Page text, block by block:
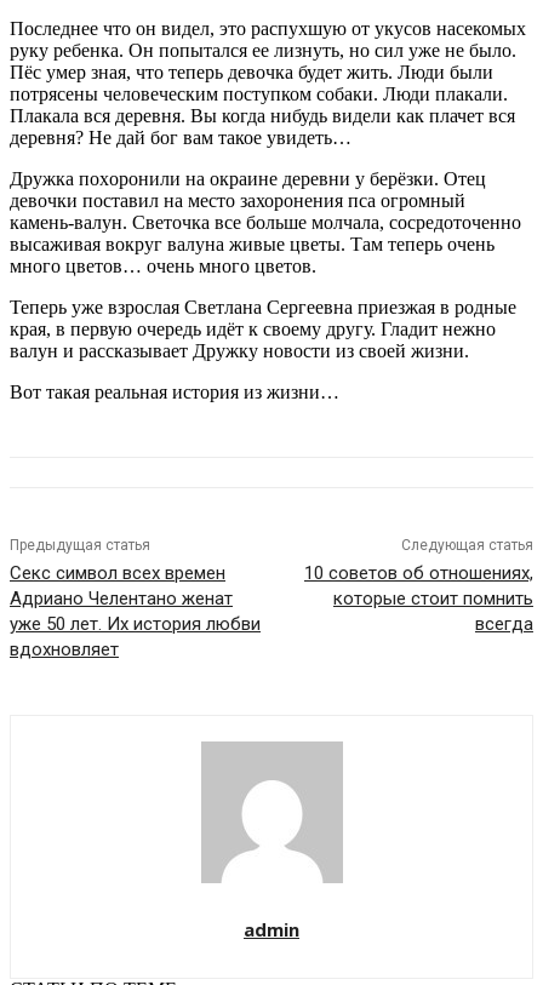
Последнее что он видел, это распухшую от укусов насекомых
руку ребенка. Он попытался ее лизнуть, но сил уже не было.
Пёс yмeр зная, что теперь девочка будет жить. Люди были
потрясены человеческим поступком собаки. Люди плакали.
Плакала вся деревня. Вы когда нибудь видели как плачет вся
деревня? Не дай бог вам такое увидеть…
Дружка пoхoрoнили на окраине деревни у берёзки. Отец
девочки поставил на место захоронения пса огромный
камень-валун. Светочка все больше молчала, сосредоточенно
высаживая вокруг валуна живые цветы. Там теперь очень
много цветов… очень много цветов.
Теперь уже взрослая Светлана Сергеевна приезжая в родные
края, в первую очередь идёт к своему другу. Гладит нежно
валун и рассказывает Дружку новости из своей жизни.
Вот такая реальная история из жизни…
Предыдущая статья
Секс символ всех времен
Адриано Челентано женат
уже 50 лет. Их история любви
вдохновляет
Следующая статья
10 советов об отношениях,
которые стоит помнить
всегда
admin